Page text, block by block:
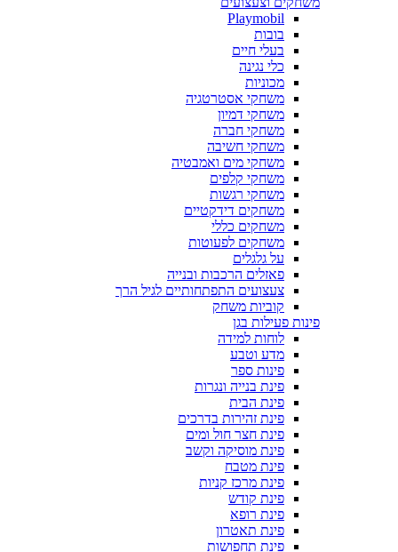
Playmobil
בובות
בעלי חיים
כלי נגינה
מכוניות
משחקי אסטרטגיה
משחקי דמיון
משחקי חברה
משחקי חשיבה
משחקי מים ואמבטיה
משחקי קלפים
משחקי רגשות
משחקים דידקטיים
משחקים כללי
משחקים לפעוטות
על גלגלים
פאזלים הרכבות ובנייה
צעצועים התפתחותיים לגיל הרך
קוביות משחק
פינות פעילות בגן
לוחות למידה
מדע וטבע
פינות ספר
פינת בנייה ונגרות
פינת הבית
פינת זהירות בדרכים
פינת חצר חול ומים
פינת מוסיקה וקשב
פינת מטבח
פינת מרכז קניות
פינת קודש
פינת רופא
פינת תאטרון
פינת תחפושות